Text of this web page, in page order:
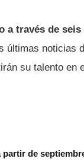
a través de
últimas noticias
su talento en
partir de